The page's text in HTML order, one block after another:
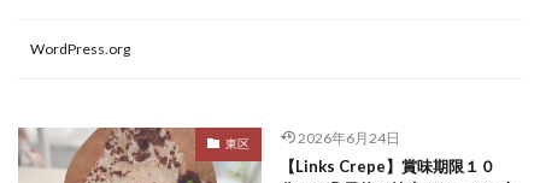
WordPress.org
東区 2026年6月24日
【Links Crepe】賞味期限１０